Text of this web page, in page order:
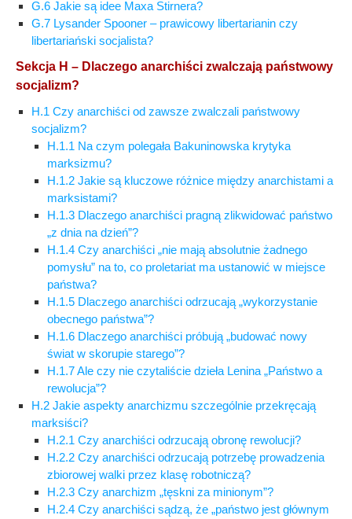
G.6 Jakie są idee Maxa Stirnera?
G.7 Lysander Spooner – prawicowy libertarianin czy
libertariański socjalista?
Sekcja H – Dlaczego anarchiści zwalczają państwowy
socjalizm?
H.1 Czy anarchiści od zawsze zwalczali państwowy
socjalizm?
H.1.1 Na czym polegała Bakuninowska krytyka
marksizmu?
H.1.2 Jakie są kluczowe różnice między anarchistami a
marksistami?
H.1.3 Dlaczego anarchiści pragną zlikwidować państwo
„z dnia na dzień”?
H.1.4 Czy anarchiści „nie mają absolutnie żadnego
pomysłu” na to, co proletariat ma ustanowić w miejsce
państwa?
H.1.5 Dlaczego anarchiści odrzucają „wykorzystanie
obecnego państwa”?
H.1.6 Dlaczego anarchiści próbują „budować nowy
świat w skorupie starego”?
H.1.7 Ale czy nie czytaliście dzieła Lenina „Państwo a
rewolucja”?
H.2 Jakie aspekty anarchizmu szczególnie przekręcają
marksiści?
H.2.1 Czy anarchiści odrzucają obronę rewolucji?
H.2.2 Czy anarchiści odrzucają potrzebę prowadzenia
zbiorowej walki przez klasę robotniczą?
H.2.3 Czy anarchizm „tęskni za minionym”?
H.2.4 Czy anarchiści sądzą, że „państwo jest głównym